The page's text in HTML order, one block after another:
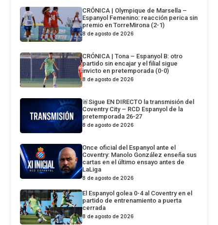
CRÓNICA | Olympique de Marsella –
Espanyol Femenino: reacción perica sin
premio en TorreMirona (2-1)
8 de agosto de 2026
CRÓNICA | Tona – Espanyol B: otro
partido sin encajar y el filial sigue
invicto en pretemporada (0-0)
8 de agosto de 2026
🚨Sigue EN DIRECTO la transmisión del
Coventry City – RCD Espanyol de la
pretemporada 26-27
8 de agosto de 2026
Once oficial del Espanyol ante el
Coventry: Manolo González enseña sus
cartas en el último ensayo antes de
LaLiga
8 de agosto de 2026
El Espanyol golea 0-4 al Coventry en el
partido de entrenamiento a puerta
cerrada
8 de agosto de 2026